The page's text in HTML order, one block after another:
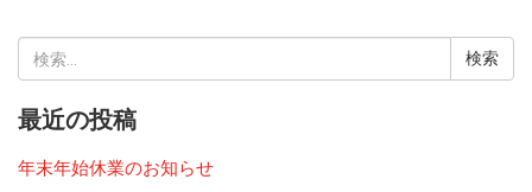
索:
最近の投稿
年末年始休業のお知らせ